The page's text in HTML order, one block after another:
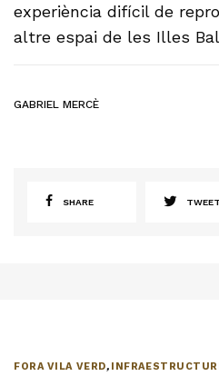
experiència difícil de
altre espai de les Illes
GABRIEL MERCÈ
SHARE TWEET
FORA VILA VERD,